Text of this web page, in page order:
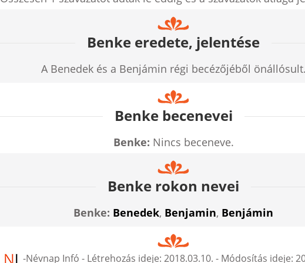
Benke eredete, jelentése
A Benedek és a Benjámin régi becézőjéből önállósult.
Benke becenevei
Benke: Nincs beceneve.
Benke rokon nevei
Benke: Benedek, Benjamin, Benjámin
-Névnap Infó - Létrehozás ideje: 2018.03.10. - Módosítás ideje: